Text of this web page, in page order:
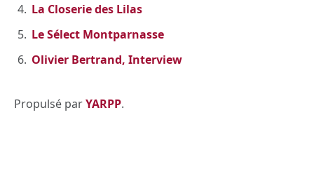
La Closerie des Lilas
Le Sélect Montparnasse
Olivier Bertrand, Interview
Propulsé parYARPP.